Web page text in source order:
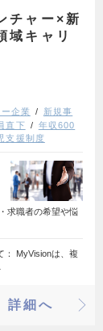
チャー×新
域キャリ
企業
新規事
直下
年収600
支援制度
求職者の希望や悩
： MyVisionは、複
詳細へ